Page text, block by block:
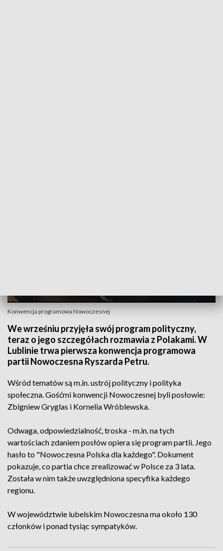
Konwencja programowa Nowoczesnej
We wrześniu przyjęła swój program polityczny,
teraz o jego szczegółach rozmawia z Polakami. W
Lublinie trwa pierwsza konwencja programowa
partii Nowoczesna Ryszarda Petru.
Wśród tematów są m.in. ustrój polityczny i polityka
społeczna. Gośćmi konwencji Nowoczesnej byli posłowie:
Zbigniew Gryglas i Kornelia Wróblewska.
Odwaga, odpowiedzialność, troska - m.in. na tych
wartościach zdaniem posłów opiera się program partii. Jego
hasło to "Nowoczesna Polska dla każdego". Dokument
pokazuje, co partia chce zrealizować w Polsce za 3 lata.
Została w nim także uwzględniona specyfika każdego
regionu.
W województwie lubelskim Nowoczesna ma około 130
członków i ponad tysiąc sympatyków.